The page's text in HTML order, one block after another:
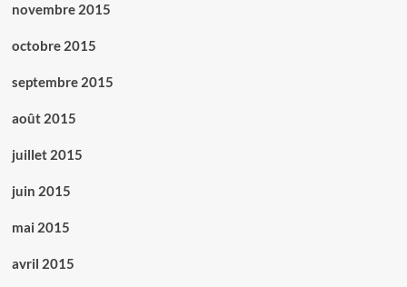
novembre 2015
octobre 2015
septembre 2015
août 2015
juillet 2015
juin 2015
mai 2015
avril 2015